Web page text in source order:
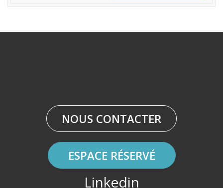
NOUS CONTACTER
ESPACE RÉSERVÉ
Linkedin